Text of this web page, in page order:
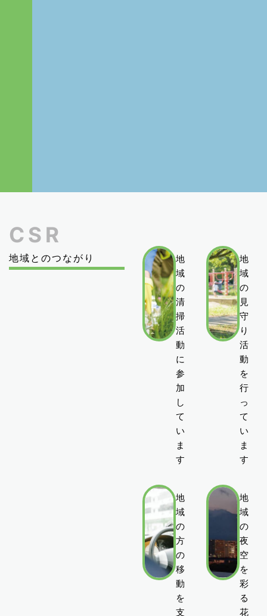
CSR
地域とのつながり
地
域
の
清
掃
活
動
に
参
加
し
て
い
ま
す
地
域
の
見
守
り
活
動
を
行
っ
て
い
ま
す
地
域
の
方
の
移
動
を
支
地
域
の
夜
空
を
彩
る
花